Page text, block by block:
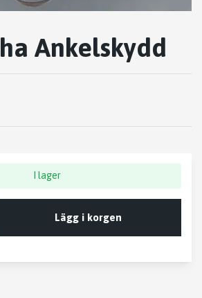
Ankelskydd
I lager
Lägg i korgen